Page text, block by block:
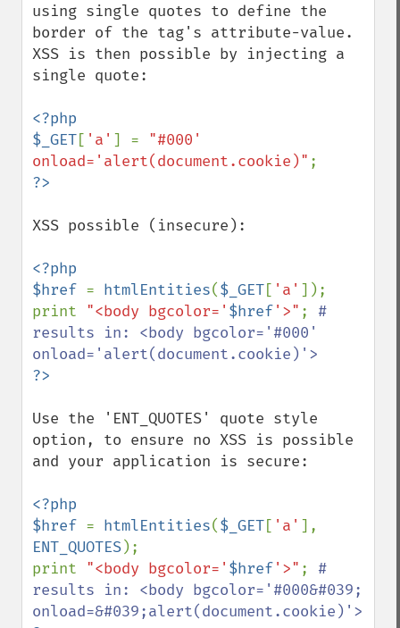
using single quotes to define the
border of the tag's attribute-value.
XSS is then possible by injecting a
single quote:
<?php
$_GET[ 'a' ] = "#000'
onload='alert(document.cookie)"
XSS possible (insecure):
<?php
$href = htmlEntities($_GET[ 'a' ]);
print "<body bgcolor=' $href'>" ; #
results in: <body bgcolor='#000'
Use the 'ENT_QUOTES' quote style
option, to ensure no XSS is possible
and your application is secure:
<?php
$href = htmlEntities($_GET[ 'a'
ENT_QUOTES);
print "<body bgcolor=' $href'>" ; #
results in: <body bgcolor='#000&#039;